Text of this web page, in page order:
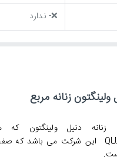
❌- ندارد
زنانه مربع
دنیل ولینگتون
که
این شرکت می باشد که